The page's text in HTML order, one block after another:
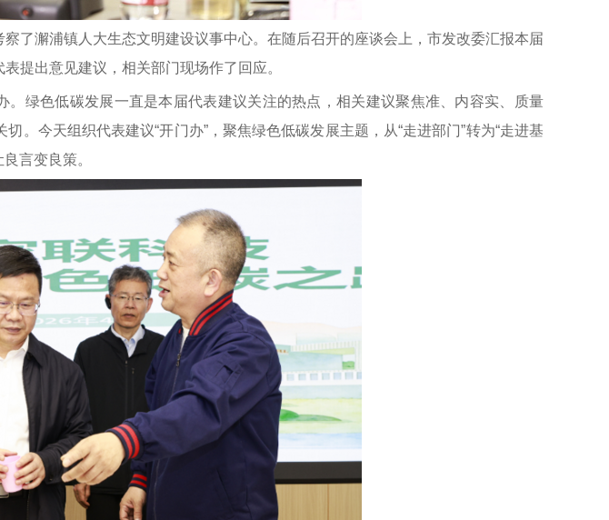
了澥浦镇人大生态文明建设议事中心。在随后召开的座谈会上，市发改委汇报本届
提出意见建议，相关部门现场作了回应。
绿色低碳发展一直是本届代表建议关注的热点，相关建议聚焦准、内容实、质量
今天组织代表建议“开门办”，聚焦绿色低碳发展主题，从“走进部门”转为“走进基
言变良策。